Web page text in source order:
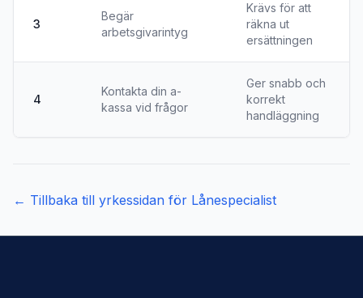
3
Begär
arbetsgivarintyg
Krävs för att
räkna ut
ersättningen
4
Kontakta din a-
kassa vid frågor
Ger snabb och
korrekt
handläggning
← Tillbaka till yrkessidan för Lånespecialist